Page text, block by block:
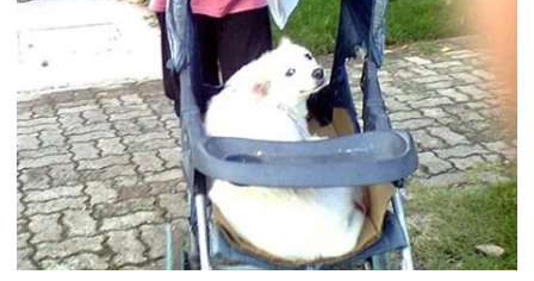
Se queres salvar o mundo, o veganismo não é a resposta